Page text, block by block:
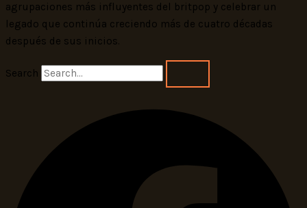
agrupaciones más influyentes del britpop y celebrar un
legado que continúa creciendo más de cuatro décadas
después de sus inicios.
Search